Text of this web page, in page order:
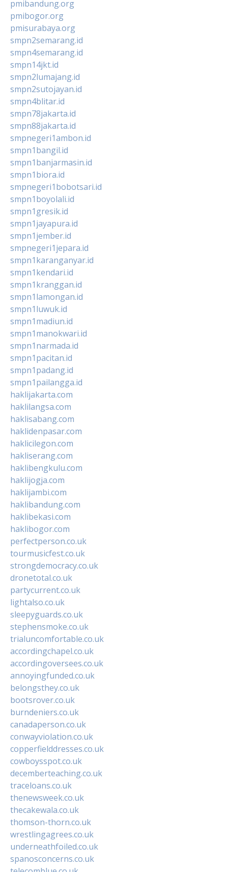
pmibandung.org
pmibogor.org
pmisurabaya.org
smpn2semarang.id
smpn4semarang.id
smpn14jkt.id
smpn2lumajang.id
smpn2sutojayan.id
smpn4blitar.id
smpn78jakarta.id
smpn88jakarta.id
smpnegeri1ambon.id
smpn1bangil.id
smpn1banjarmasin.id
smpn1biora.id
smpnegeri1bobotsari.id
smpn1boyolali.id
smpn1gresik.id
smpn1jayapura.id
smpn1jember.id
smpnegeri1jepara.id
smpn1karanganyar.id
smpn1kendari.id
smpn1kranggan.id
smpn1lamongan.id
smpn1luwuk.id
smpn1madiun.id
smpn1manokwari.id
smpn1narmada.id
smpn1pacitan.id
smpn1padang.id
smpn1pailangga.id
haklijakarta.com
haklilangsa.com
haklisabang.com
haklidenpasar.com
haklicilegon.com
hakliserang.com
haklibengkulu.com
haklijogja.com
haklijambi.com
haklibandung.com
haklibekasi.com
haklibogor.com
perfectperson.co.uk
tourmusicfest.co.uk
strongdemocracy.co.uk
dronetotal.co.uk
partycurrent.co.uk
lightalso.co.uk
sleepyguards.co.uk
stephensmoke.co.uk
trialuncomfortable.co.uk
accordingchapel.co.uk
accordingoversees.co.uk
annoyingfunded.co.uk
belongsthey.co.uk
bootsrover.co.uk
burndeniers.co.uk
canadaperson.co.uk
conwayviolation.co.uk
copperfielddresses.co.uk
cowboysspot.co.uk
decemberteaching.co.uk
traceloans.co.uk
thenewsweek.co.uk
thecakewala.co.uk
thomson-thorn.co.uk
wrestlingagrees.co.uk
underneathfoiled.co.uk
spanosconcerns.co.uk